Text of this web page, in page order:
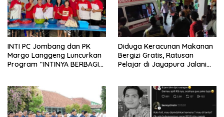
INTI PC Jombang dan PK
Margo Langgeng Luncurkan
Program “INTINYA BERBAGI”,
Diduga Keracunan Makanan
Bergizi Gratis, Ratusan
Pelajar di Jayapura Jalani